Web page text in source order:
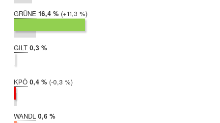
GRÜNE 2019:
16,4 %
2017:
5,1 %
Differenz:
+11,3 %
GILT 2019:
0,3 %
KPÖ 2019:
0,4 %
2017:
0,7 %
Differenz:
-0,3 %
WANDL 2019:
0,6 %